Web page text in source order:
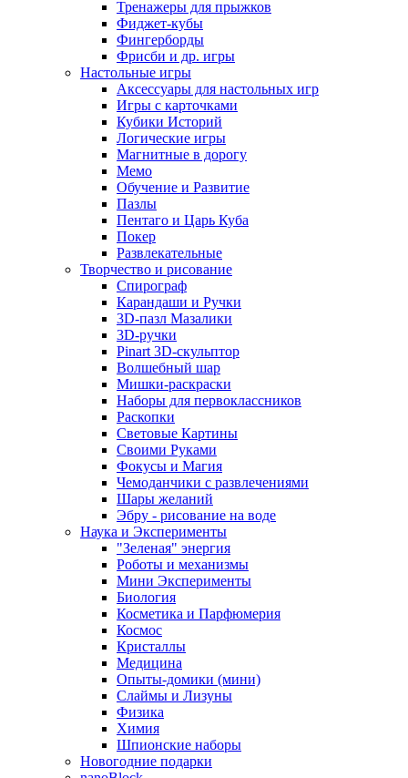
Тренажеры для прыжков
Фиджет-кубы
Фингерборды
Фрисби и др. игры
Настольные игры
Аксессуары для настольных игр
Игры с карточками
Кубики Историй
Логические игры
Магнитные в дорогу
Мемо
Обучение и Развитие
Пазлы
Пентаго и Царь Куба
Покер
Развлекательные
Творчество и рисование
Спирограф
Карандаши и Ручки
3D-пазл Мазалики
3D-ручки
Pinart 3D-скульптор
Волшебный шар
Мишки-раскраски
Наборы для первоклассников
Раскопки
Световые Картины
Своими Руками
Фокусы и Магия
Чемоданчики с развлечениями
Шары желаний
Эбру - рисование на воде
Наука и Эксперименты
"Зеленая" энергия
Роботы и механизмы
Мини Эксперименты
Биология
Косметика и Парфюмерия
Космос
Кристаллы
Медицина
Опыты-домики (мини)
Слаймы и Лизуны
Физика
Химия
Шпионские наборы
Новогодние подарки